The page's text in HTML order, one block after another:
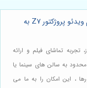
⭐️ راهنمای گام به گام نصب و تنظیم ویدئو پروژکتور Z7 به
تجربه تماشای فیلم و ارائه
به سالن های سینما یا
، این امکان را به ما می